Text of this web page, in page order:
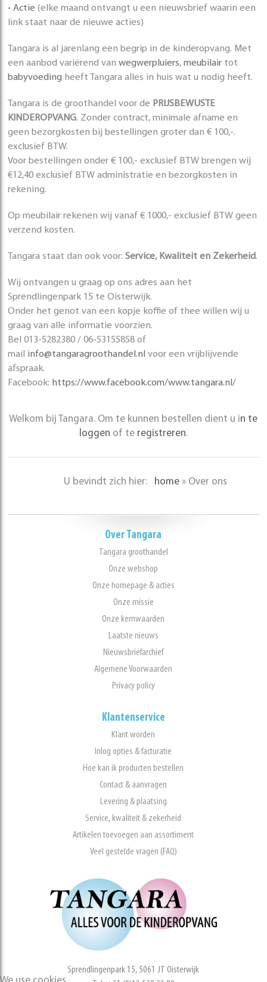
•Actie (elke maand ontvangt u een nieuwsbrief waarin een
link staat naar de nieuwe acties)
Tangara is al jarenlang een begrip in de kinderopvang. Met
een aanbod variërend vanwegwerpluiers,meubilair tot
babyvoeding heeft Tangara alles in huis wat u nodig heeft.
Tangara is de groothandel voor de PRIJSBEWUSTE
KINDEROPVANG. Zonder contract, minimale afname en
geen bezorgkosten bij bestellingen groter dan € 100,-.
exclusief BTW.
Voor bestellingen onder € 100,- exclusief BTW brengen wij
€12,40 exclusief BTW administratie en bezorgkosten in
rekening.
Op meubilair rekenen wij vanaf € 1000,- exclusief BTW geen
verzend kosten.
Tangara staat dan ook voor:Service, Kwaliteit en Zekerheid.
Wij ontvangen u graag op ons adres aan het
Sprendlingenpark 15 te Oisterwijk.
Onder het genot van een kopje koffie of thee willen wij u
graag van alle informatie voorzien.
Bel 013-5282380 / 06-53155858 of
mail info@tangaragroothandel.nl voor een vrijblijvende
afspraak.
Facebook: https://www.facebook.com/www.tangara.nl/
Welkom bij Tangara. Om te kunnen bestellen dient u in te
loggen of te registreren.
U bevindt zich hier: home » Over ons
Over Tangara
Tangara groothandel
Onze webshop
Onze homepage & acties
Onze missie
Onze kernwaarden
Laatste nieuws
Nieuwsbriefarchief
Algemene Voorwaarden
Privacy policy
Klantenservice
Klant worden
Inlog opties & facturatie
Hoe kan ik producten bestellen
Contact & aanvragen
Levering & plaatsing
Service, kwaliteit & zekerheid
Artikelen toevoegen aan assortiment
Veel gestelde vragen (FAQ)
Sprendlingenpark 15, 5061 JT Oisterwijk